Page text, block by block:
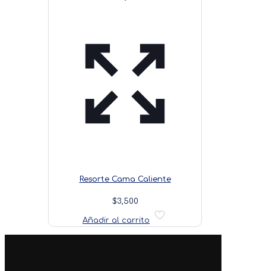
Resorte Cama Caliente
$3,500
Añadir al carrito